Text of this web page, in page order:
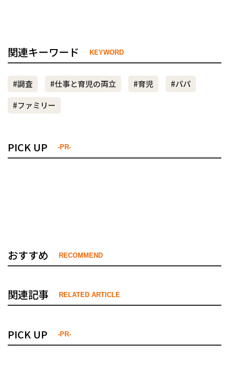
関連キーワード KEYWORD
#調査 #仕事と育児の両立 #育児
#パパ
#ファミリー
PICK UP -PR-
おすすめ RECOMMEND
関連記事 RELATED ARTICLE
PICK UP -PR-